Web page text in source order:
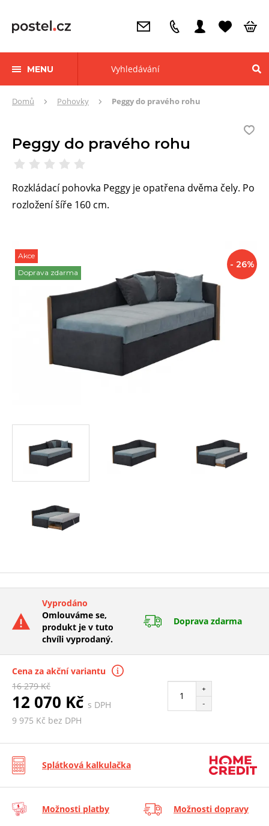
MENU
ZdeDomů Pohovky Peggy do pravého rohu
Peggy do pravého rohu
Rozkládací pohovka Peggy je opatřena dvěma čely. Po
rozložení šíře 160 cm.
Akce
Doprava zdarma
Slevy
- 26%
Vyprodáno
Omlouváme se,
produkt je v tuto
chvíli vyprodaný.
Doprava zdarma
Cena za akční variantu
16 279 Kč
12 070 Kč s DPH
9 975 Kč bez DPH
+
-
Splátková kalkulačka
Možnosti platby Možnosti dopravy